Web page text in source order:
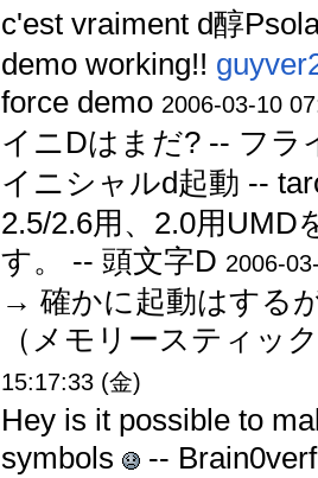
c'est vraiment d醇
demo working!!
force demo 2006-03-10
イニDはまだ? -- フラ
イニシャルd起動 --
2.5/2.6用、2.0用UMD
す。 -- 頭文字D 2006-
→ 確かに起動はする
（メモリースティッ
15:17:33 (金)
Hey is it possible to
symbols
--